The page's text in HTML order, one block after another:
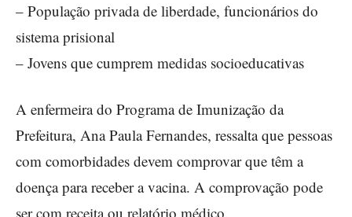
– População privada de liberdade, funcionários do
sistema prisional
– Jovens que cumprem medidas socioeducativas
A enfermeira do Programa de Imunização da
Prefeitura, Ana Paula Fernandes, ressalta que pessoas
com comorbidades devem comprovar que têm a
doença para receber a vacina. A comprovação pode
ser com receita ou relatório médico.